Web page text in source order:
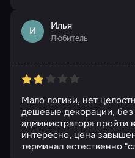
И Илья
Любитель
Мало логики, нет
дешевые декорации, без
администратора пройти
интересно, цена
терминал естественно